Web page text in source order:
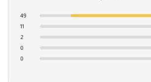
49
11
2
0
0